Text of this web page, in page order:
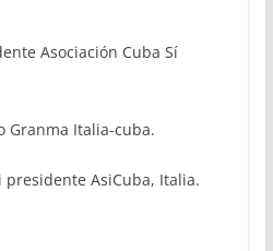
Asociación Cuba Sí
Granma Italia-cuba.
AsiCuba, Italia.